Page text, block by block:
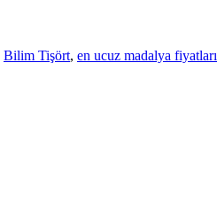
Bilim Tişört, en ucuz madalya fiyatları